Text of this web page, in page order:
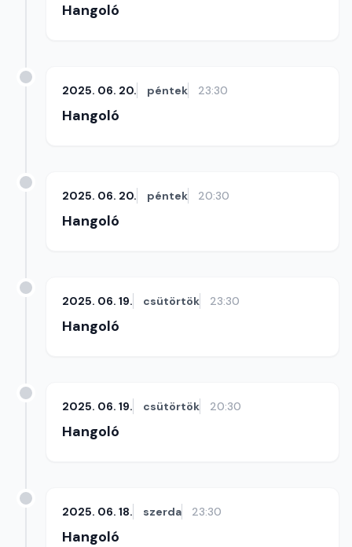
Hangoló
2025. 06. 20. péntek 23:30
Hangoló
2025. 06. 20. péntek 20:30
Hangoló
2025. 06. 19. csütörtök 23:30
Hangoló
2025. 06. 19. csütörtök 20:30
Hangoló
2025. 06. 18. szerda 23:30
Hangoló